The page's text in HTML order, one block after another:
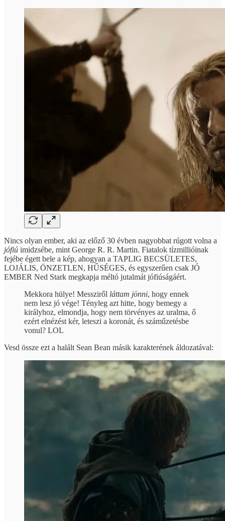
Nincs olyan ember, aki az előző 30 évben nagyobbat rúgott volna a
jófiú imidzsébe, mint George R. R. Martin. Fiatalok tízmillióinak
fejébe égett bele a kép, ahogyan a TAPLIG BECSÜLETES,
LOJÁLIS, ÖNZETLEN, HŰSÉGES, és egyszerűen csak JÓ
EMBER Ned Stark megkapja méltó jutalmát jófiúságáért.
Mekkora hülye! Messziről láttam jönni, hogy ennek
nem lesz jó vége! Tényleg azt hitte, hogy bemegy a
királyhoz, elmondja, hogy nem törvényes az uralma, ő
ezért elnézést kér, leteszi a koronát, és száműzetésbe
vonul? LOL
Vesd össze ezt a halált Sean Bean másik karakterének áldozatával: